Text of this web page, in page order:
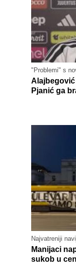
"Problemi" s
Pjanić ga
Najvatreniji
Manijaci
sukob u